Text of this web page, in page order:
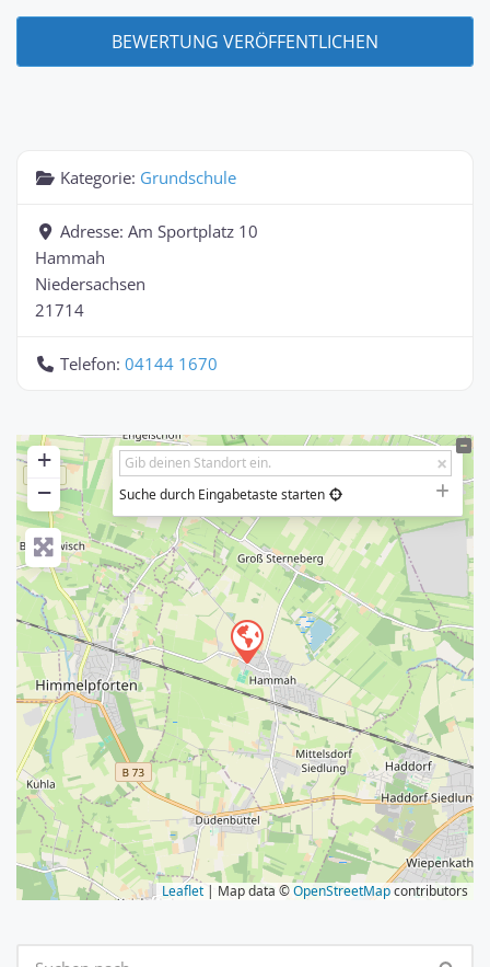
Kategorie: Grundschule
Adresse: Am Sportplatz 10
Hammah
Niedersachsen
21714
Telefon: 04144 1670
+
−
Suche durch Eingabetaste starten
Leaflet | Map data ©OpenStreetMapcontributors